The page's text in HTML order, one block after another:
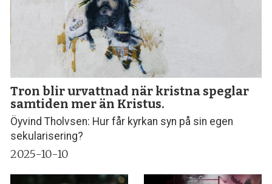
Tron blir urvattnad när kristna speglar
samtiden mer än Kristus.
Öyvind Tholvsen: Hur får kyrkan syn på sin egen
sekularisering?
2025-10-10